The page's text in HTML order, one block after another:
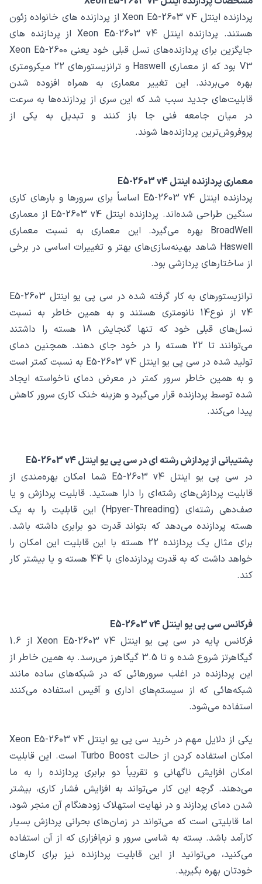
پردازنده اینتل Xeon E5-2603 v4 از پردازند‌ه های خانواده زئون
هستند. پردازنده اینتل Xeon E5-2603 v4 از پردازنده های
جایگزین برای پردازنده‌های نسل قبلی خود یعنی Xeon E5-2600
V3 بود که از معماری Haswell و ترانزیستورهای 22 میکرومتری
بهره می‌بردند. این تغییر معماری به همراه افزوده شدن
قابلیت‌های جدید سبب شد که این سری از پردازنده‌ها به سرعت
در میان جامعه فنی جا باز کنند و تبدیل به یکی از
پروفروش‌ترین پردازنده‌ها شوند.
معماری پردازنده اینتل E5-2603 v4
پردازنده اینتل E5-2603 v4 اساساً برای سرورها و بارهای کاری
سنگین طراحی شده‌اند. پردازنده اینتل E5-2603 v4 از معماری
BroadWell بهره می‌گیرد. این معماری به نسبت معماری
Haswell شاهد بهینه‌سازی‌های بهتر و تغییرات اساسی در برخی
از ساختارهای پردازشی بود.
ترانزیستورهای به کار گرفته شده در سی پی یو اینتل E5-2603
v4 از نوع14 نانومتری هستند و به همین خاطر به نسبت
نسل‌های قبلی خود که تنها گنجایش 18 هسته را داشتند
می‌توانند تا 22 هسته را در خود جای دهند. همچنین دمای
تولید شده در سی پی یو اینتل E5-2603 v4 به نسبت کمتر است
و به همین خاطر سرور کمتر در معرض دمای ناخواسته ایجاد
شده توسط پردازنده قرار می‌گیرد و هزینه خنک کاری سرور کاهش
پیدا می‌کند.
پشتیبانی از پردازش رشته ای در سی پی یو اینتل E5-2603 v4
در سی پی یو اینتل E5-2603 v4 شما امکان بهره‌مندی از
قابلیت پردازش‌های رشته‌ای را دارا هستید. قابلیت پردازش و یا
صف‌دهی رشته‌ای (Hpyer-Threading) این قابلیت را به یک
هسته پردازنده می‌دهد که بتواند قدرت دو برابری داشته باشد.
برای مثال یک پردازنده 22 هسته با این قابلیت این امکان را
خواهد داشت که به قدرت پردازنده‌ای با 44 هسته و یا بیشتر کار
کند.
فرکانس سی پی یو اینتل E5-2603 v4
فرکانس پایه در سی پی یو اینتل Xeon E5-2603 v4 از 1.6
گیگاهرتز شروع شده و تا 3.5 گیگاهرز می‌رسد. به همین خاطر از
این پردازنده‌ در اغلب سرورهائی که در شبکه‌های ساده مانند
شبکه‌هائی که از سیستم‌های اداری و آفیس استفاده می‌کنند
استفاده می‌شود.
یکی از دلایل مهم در خرید سی پی یو اینتل Xeon E5-2603 v4
امکان استفاده کردن از حالت Turbo Boost است. این قابلیت
امکان افزایش ناگهانی و تقریباً دو برابری پردازنده را به ما
می‌دهند. گرچه این کار می‌تواند به افزایش فشار کاری، بیشتر
شدن دمای پردازند و در نهایت استهلاک زودهنگام آن منجر شود،
اما قابلیتی است که می‌تواند در زمان‌های بحرانی پردازش بسیار
کارآمد باشد. بسته به شاسی سرور و نرم‌افزاری که از آن استفاده
می‌کنید، می‌توانید از این قابلیت پردازنده نیز برای کارهای
خودتان بهره بگیرید.